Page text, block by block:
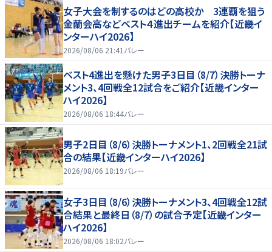
女子大会を制するのはどの高校か 3連覇を狙う
金蘭会高などベスト４進出チームを紹介【近畿イ
ンターハイ2026】
2026/08/06 21:41 バレー
ベスト4進出を懸けた男子3日目（8/7）決勝トーナ
メント3、4回戦全12試合をご紹介【近畿インター
ハイ2026】
2026/08/06 18:44バレー
男子2日目（8/6）決勝トーナメント1、2回戦全21試
合の結果【近畿インターハイ2026】
2026/08/06 18:19バレー
女子3日目（8/6）決勝トーナメント3、4回戦全12試
合結果と最終日（8/7）の試合予定【近畿インター
ハイ2026】
2026/08/06 18:02バレー